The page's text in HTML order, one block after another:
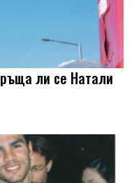
ли се Натали